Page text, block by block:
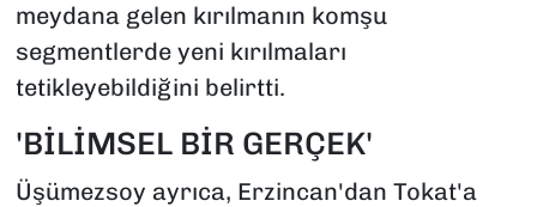
meydana gelen kırılmanın komşu
segmentlerde yeni kırılmaları
tetikleyebildiğini belirtti.
'BİLİMSEL BİR GERÇEK'
Üşümezsoy ayrıca, Erzincan'dan Tokat'a